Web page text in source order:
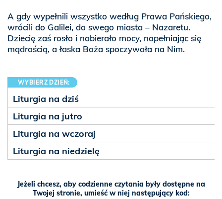
A gdy wypełnili wszystko według Prawa Pańskiego,
wrócili do Galilei, do swego miasta – Nazaretu.
Dziecię zaś rosło i nabierało mocy, napełniając się
mądrością, a łaska Boża spoczywała na Nim.
Jeżeli chcesz, aby codzienne czytania były dostępne na
Twojej stronie, umieść w niej następujący kod:
WYBIERZ DZIEŃ:
Liturgia na dziś
Liturgia na jutro
Liturgia na wczoraj
Liturgia na niedzielę